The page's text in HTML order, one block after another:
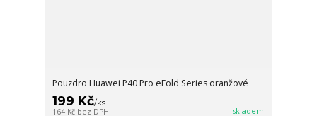
Pouzdro Huawei P40 Pro eFold Series oranžové
199 Kč/ks
164 Kč bez DPH skladem